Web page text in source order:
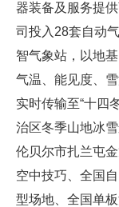
器装备及服务提
司投入28套自动
智气象站，以地
气温、能见度、
实时传输至“十四
治区冬季山地冰
伦贝尔市扎兰屯
空中技巧、全国
型场地、全国单